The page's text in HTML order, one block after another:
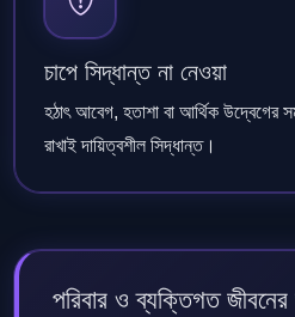
চাপে সিদ্ধান্ত না নেওয়া
হঠাৎ আবেগ, হতাশা বা আর্থিক
রাখাই দায়িত্বশীল সিদ্ধান্ত।
পরিবার ও ব্যক্তিগত জীবনের